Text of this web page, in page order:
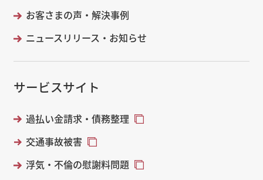
お客さまの声・解決事例
ニュースリリース・お知らせ
サービスサイト
過払い金請求・債務整理
交通事故被害
浮気・不倫の慰謝料問題